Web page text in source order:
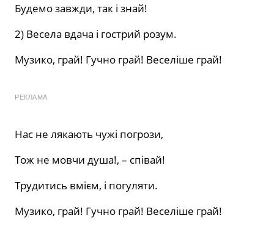
Будемо завжди, так і знай!
2) Весела вдача і гострий розум.
Музико, грай! Гучно грай! Веселіше грай!
РЕКЛАМА
Нас не лякають чужі погрози,
Тож не мовчи душа!, – співай!
Трудитись вмієм, і погуляти.
Музико, грай! Гучно грай! Веселіше грай!